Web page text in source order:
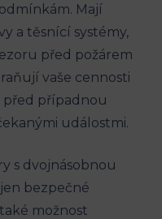
Mají
a těsnící systémy,
před požárem
vaše cennosti
před případnou
událostmi.
s dvojnásobnou
bezpečné
možnost